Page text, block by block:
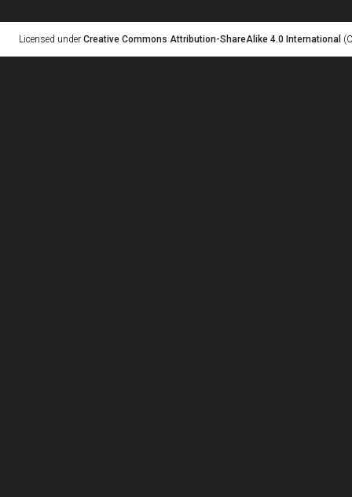
Licensed under Creative Commons Attribution-ShareAlike 4.0 International